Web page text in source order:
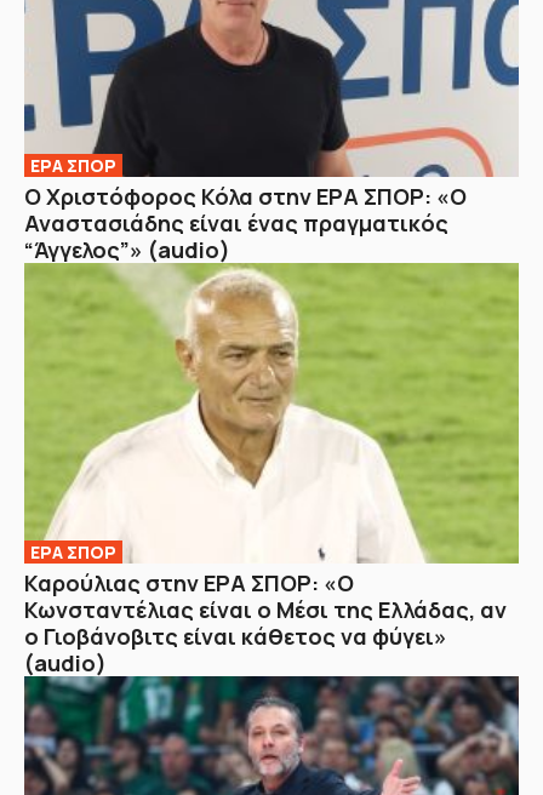
ΕΡΑ ΣΠΟΡ
Ο Χριστόφορος Κόλα στην ΕΡΑ ΣΠΟΡ: «Ο
Αναστασιάδης είναι ένας πραγματικός
“Άγγελος”» (audio)
ΕΡΑ ΣΠΟΡ
Καρούλιας στην ΕΡΑ ΣΠΟΡ: «Ο
Κωνσταντέλιας είναι ο Μέσι της Ελλάδας, αν
ο Γιοβάνοβιτς είναι κάθετος να φύγει»
(audio)